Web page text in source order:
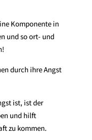
Komponente in
und so ort- und
durch ihre Angst
ist, ist der
und hilft
zu kommen.